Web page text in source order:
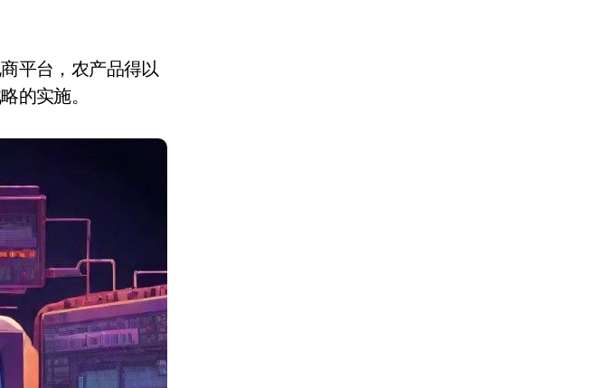
平台，农产品得以
的实施。